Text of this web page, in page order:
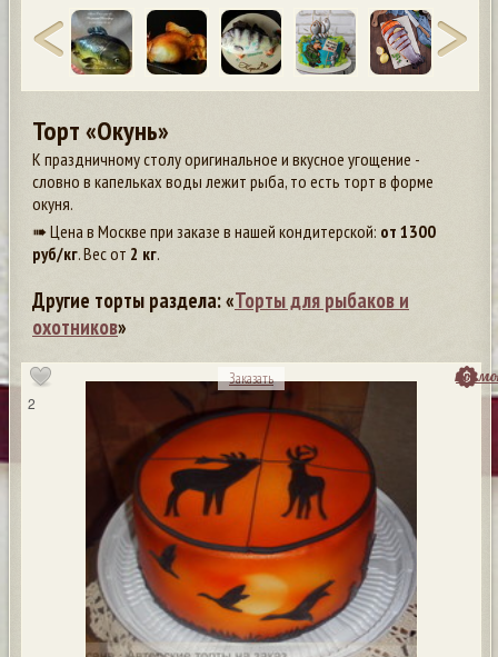
Торт «Окунь»
К праздничному столу оригинальное и вкусное угощение -
словно в капельках воды лежит рыба, то есть торт в форме
окуня.
➠ Цена в Москве при заказе в нашей кондитерской: от 1300
руб/кг. Вес от 2 кг.
Другие торты раздела: «Торты для рыбаков и
охотников»
2
Заказать